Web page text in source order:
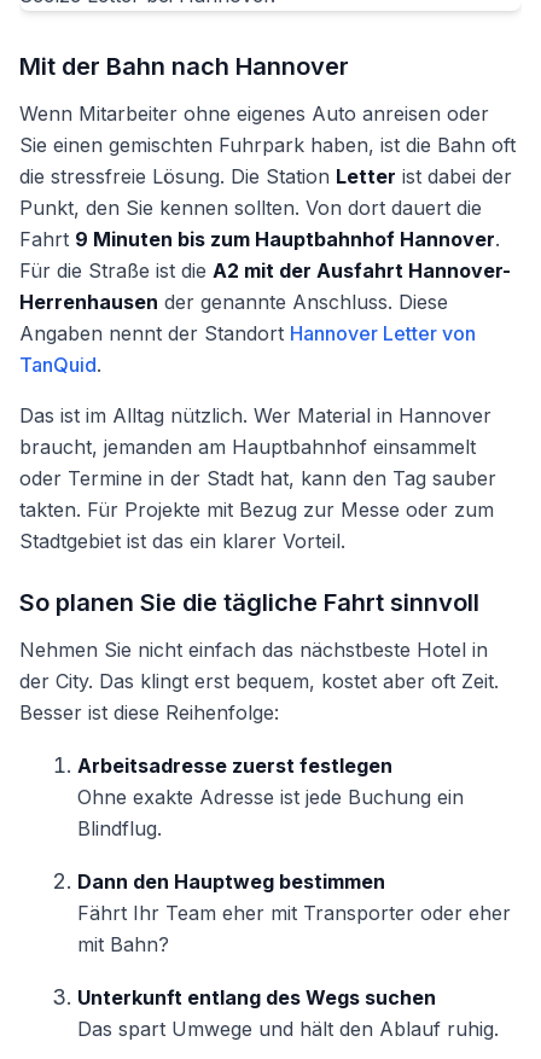
Mit der Bahn nach Hannover
Wenn Mitarbeiter ohne eigenes Auto anreisen oder
Sie einen gemischten Fuhrpark haben, ist die Bahn oft
die stressfreie Lösung. Die Station Letter ist dabei der
Punkt, den Sie kennen sollten. Von dort dauert die
Fahrt 9 Minuten bis zum Hauptbahnhof Hannover.
Für die Straße ist die A2 mit der Ausfahrt Hannover-
Herrenhausen der genannte Anschluss. Diese
Angaben nennt der Standort Hannover Letter von
TanQuid.
Das ist im Alltag nützlich. Wer Material in Hannover
braucht, jemanden am Hauptbahnhof einsammelt
oder Termine in der Stadt hat, kann den Tag sauber
takten. Für Projekte mit Bezug zur Messe oder zum
Stadtgebiet ist das ein klarer Vorteil.
So planen Sie die tägliche Fahrt sinnvoll
Nehmen Sie nicht einfach das nächstbeste Hotel in
der City. Das klingt erst bequem, kostet aber oft Zeit.
Besser ist diese Reihenfolge:
Arbeitsadresse zuerst festlegen
Ohne exakte Adresse ist jede Buchung ein
Blindflug.
Dann den Hauptweg bestimmen
Fährt Ihr Team eher mit Transporter oder eher
mit Bahn?
Unterkunft entlang des Wegs suchen
Das spart Umwege und hält den Ablauf ruhig.